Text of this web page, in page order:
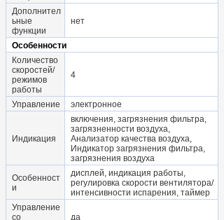
Дополнител
ьные
функции
нет
Особенности
Количество
скоростей/
режимов
работы
4
Управление электронное
Индикация
включения, загрязнения фильтра,
загрязненности воздуха,
Анализатор качества воздуха,
Индикатор загрязнения фильтра,
загрязнения воздуха
Особенност
и
дисплей, индикация работы,
регулировка скорости вентилятора/
интенсивности испарения, таймер
Управление
со
да